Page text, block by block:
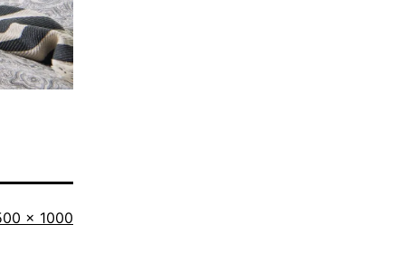
× 1000